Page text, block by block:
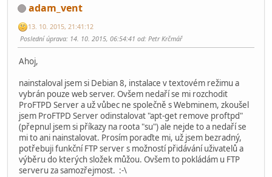
adam_vent
13. 10. 2015, 21:41:12
Poslední úprava: 14. 10. 2015, 06:54:41 od: Petr Krčmář
Ahoj,
nainstaloval jsem si Debian 8, instalace v textovém režimu a
vybrán pouze web server. Ovšem nedaří se mi rozchodit
ProFTPD Server a už vůbec ne společně s Webminem, zkoušel
jsem ProFTPD Server odinstalovat "apt-get remove proftpd"
(přepnul jsem si příkazy na roota "su") ale nejde to a nedaří se
mi to ani nainstalovat. Prosím poraďte mi, už jsem bezradný,
potřebuji funkční FTP server s možností přidávání uživatelů a
výběru do kterých složek můžou. Ovšem to pokládám u FTP
serveru za samozřejmost. :-\